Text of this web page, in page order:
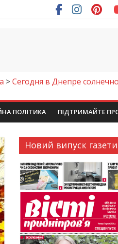
>Сегодня в Днепре
ПОЛІТИКА ПІДТРИМАЙТЕ
Новий випуск газети